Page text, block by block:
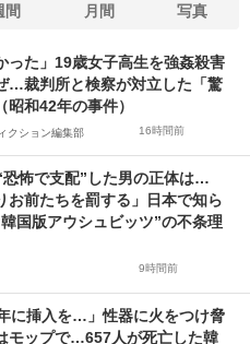
間 月間 写真
った」19歳女子高生を強姦殺害
…裁判所と検察が対立した「驚
昭和42年の事件）
クション編集部 16時間前
恐怖で支配”した男の正体は…
お前たちを罰する」日本で知ら
国版アウシュビッツ”の不条理
9時間前
に挿入を…」性器に火をつけ脅
モップで…657人が死亡した韓